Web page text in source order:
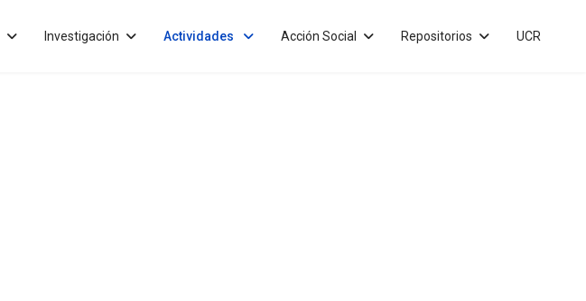
Investigación Actividades Acción Social Repositorios UCR